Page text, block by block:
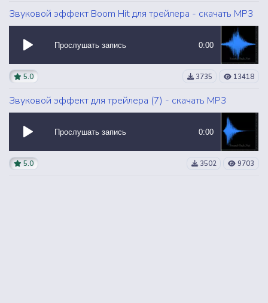
Звуковой эффект Boom Hit для трейлера - скачать MP3
Прослушать запись 0:00
5.0 3735 13418
Звуковой эффект для трейлера (7) - скачать MP3
Прослушать запись 0:00
5.0 3502 9703